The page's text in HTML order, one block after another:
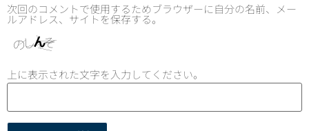
次回のコメントで使用するためブラウザーに自分の名前、メー
ルアドレス、サイトを保存する。
上に表示された文字を入力してください。